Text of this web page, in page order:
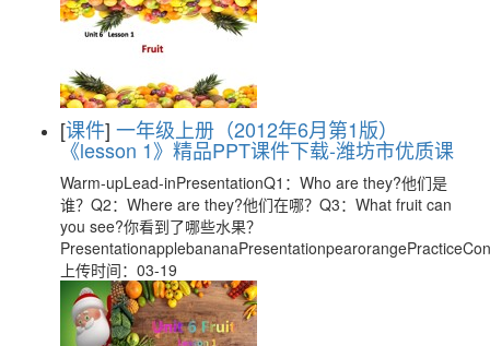
[课件] 一年级上册（2012年6月第1版）
《lesson 1》精品PPT课件下载-潍坊市优质课
Warm-upLead-inPresentationQ1：Who are they?他们是
谁？Q2：Where are they?他们在哪？Q3：What fruit can
you see?你看到了哪些水果？
上传时间：03-19